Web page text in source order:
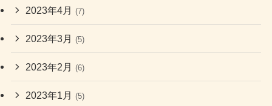
2023年4月 (7)
2023年3月 (5)
2023年2月 (6)
2023年1月 (5)